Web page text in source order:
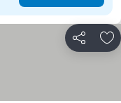
Compartir